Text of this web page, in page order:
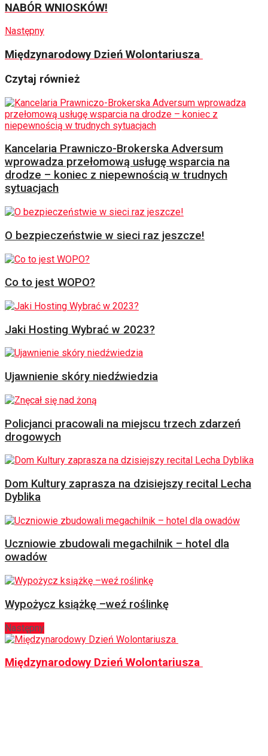
NABÓR WNIOSKÓW!
Następny
Międzynarodowy Dzień Wolontariusza
Czytaj również
Kancelaria Prawniczo-Brokerska Adversum
wprowadza przełomową usługę wsparcia na
drodze – koniec z niepewnością w trudnych
sytuacjach
O bezpieczeństwie w sieci raz jeszcze!
Co to jest WOPO?
Jaki Hosting Wybrać w 2023?
Ujawnienie skóry niedźwiedzia
Policjanci pracowali na miejscu trzech zdarzeń
drogowych
Dom Kultury zaprasza na dzisiejszy recital Lecha
Dyblika
Uczniowie zbudowali megachilnik – hotel dla
owadów
Wypożycz książkę –weź roślinkę
Następny
Międzynarodowy Dzień Wolontariusza